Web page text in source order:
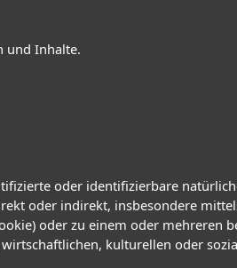
und Inhalte.
oder identifizierbare
oder indirekt, insbesondere
oder zu einem oder mehreren
kulturellen oder